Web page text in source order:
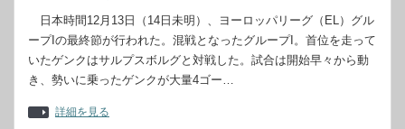
日本時間12月13日（14日未明）、ヨーロッパリーグ（EL）グル
ープIの最終節が行われた。混戦となったグループI。首位を走って
いたゲンクはサルプスボルグと対戦した。試合は開始早々から動
き、勢いに乗ったゲンクが大量4ゴー…
詳細を見る